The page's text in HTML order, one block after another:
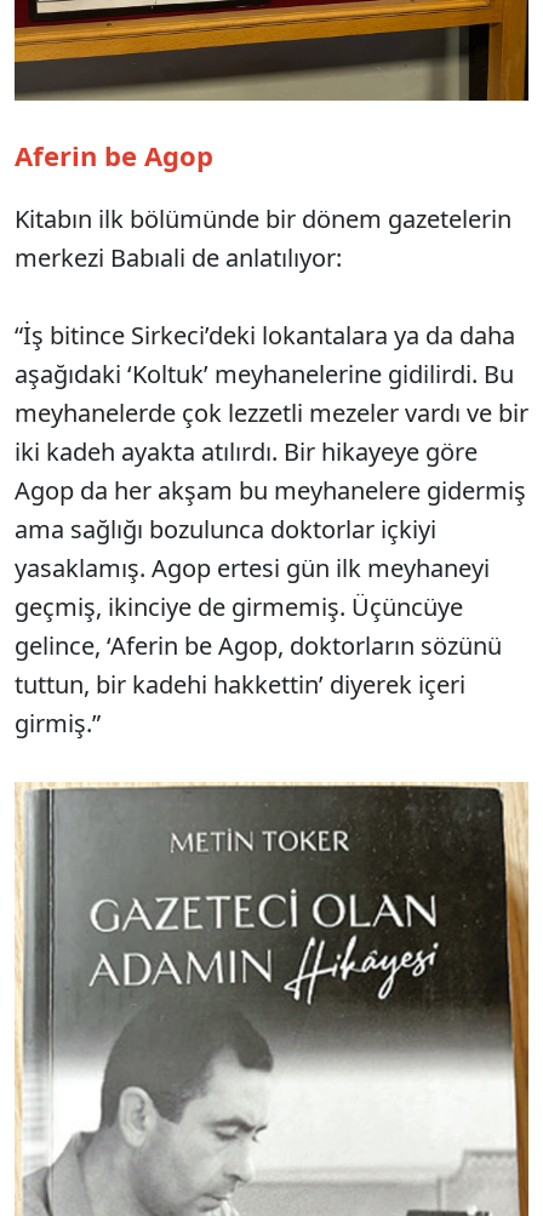
Aferin be Agop
Kitabın ilk bölümünde bir dönem gazetelerin
merkezi Babıali de anlatılıyor:
“İş bitince Sirkeci’deki lokantalara ya da daha
aşağıdaki ‘Koltuk’ meyhanelerine gidilirdi. Bu
meyhanelerde çok lezzetli mezeler vardı ve bir
iki kadeh ayakta atılırdı. Bir hikayeye göre
Agop da her akşam bu meyhanelere gidermiş
ama sağlığı bozulunca doktorlar içkiyi
yasaklamış. Agop ertesi gün ilk meyhaneyi
geçmiş, ikinciye de girmemiş. Üçüncüye
gelince, ‘Aferin be Agop, doktorların sözünü
tuttun, bir kadehi hakkettin’ diyerek içeri
girmiş.”